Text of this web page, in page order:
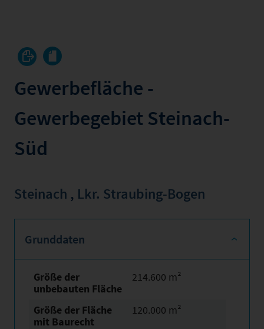
Gewerbefläche -
Gewerbegebiet Steinach-
Süd
Steinach , Lkr. Straubing-Bogen
Grunddaten
Größe der
unbebauten Fläche
214.600 m²
Größe der Fläche
mit Baurecht
120.000 m²